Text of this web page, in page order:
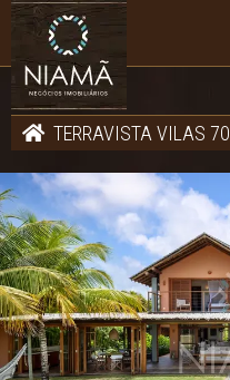
TERRAVISTA VILAS 70